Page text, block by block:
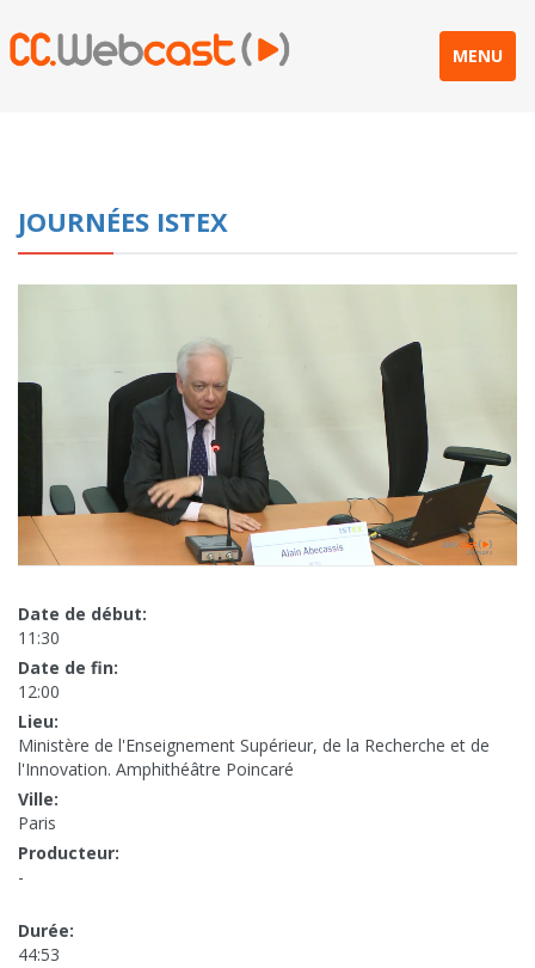
MENU
JOURNÉES ISTEX
Date de début:
11:30
Date de fin:
12:00
Lieu:
Ministère de l'Enseignement Supérieur, de la Recherche et de
l'Innovation. Amphithéâtre Poincaré
Ville:
Paris
Producteur:
-
Durée:
44:53